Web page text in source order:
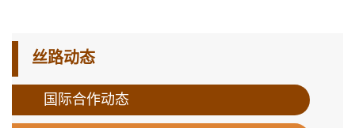
丝路动态
国际合作动态